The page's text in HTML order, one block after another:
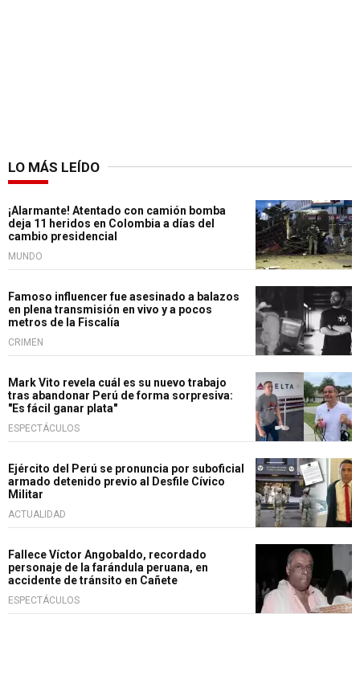
LO MÁS LEÍDO
¡Alarmante! Atentado con camión bomba
deja 11 heridos en Colombia a días del
cambio presidencial
MUNDO
Famoso influencer fue asesinado a balazos
en plena transmisión en vivo y a pocos
metros de la Fiscalía
CRIMEN
Mark Vito revela cuál es su nuevo trabajo
tras abandonar Perú de forma sorpresiva:
"Es fácil ganar plata"
ESPECTÁCULOS
Ejército del Perú se pronuncia por suboficial
armado detenido previo al Desfile Cívico
Militar
ACTUALIDAD
Fallece Víctor Angobaldo, recordado
personaje de la farándula peruana, en
accidente de tránsito en Cañete
ESPECTÁCULOS